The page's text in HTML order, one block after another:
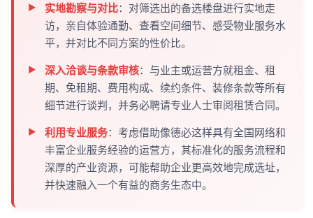
实地勘察与对比：对筛选出的备选楼盘进行实地走
访，亲自体验通勤、查看空间细节、感受物业服务水
平，并对比不同方案的性价比。
深入洽谈与条款审核：与业主或运营方就租金、租
期、免租期、费用构成、续约条件、装修条款等所有
细节进行谈判，并务必聘请专业人士审阅租赁合同。
利用专业服务：考虑借助像德必这样具有全国网络和
丰富企业服务经验的运营方，其标准化的服务流程和
深厚的产业资源，可能帮助企业更高效地完成选址，
并快速融入一个有益的商务生态中。